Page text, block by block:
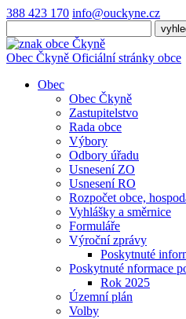
388 423 170 info@ouckyne.cz
Obec Čkyně Oficiální stránky obce
Obec
Obec Čkyně
Zastupitelstvo
Rada obce
Výbory
Odbory úřadu
Usnesení ZO
Usnesení RO
Rozpočet obce,
Vyhlášky a směrnice
Formuláře
Výroční zprávy
Poskytnuté
Poskytnuté nformace
Rok 2025
Územní plán
Volby